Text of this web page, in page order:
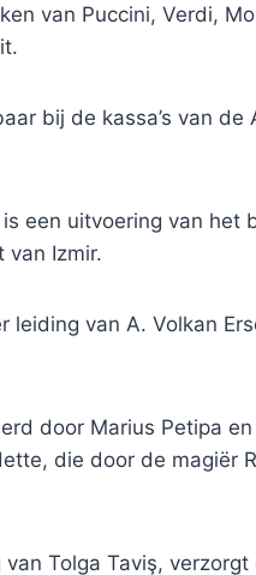
van Puccini, Verdi,
bij de kassa’s van de
een uitvoering van het
van Izmir.
van A. Volkan
door Marius Petipa
die door de magiër
Tolga Taviş, verzorgt